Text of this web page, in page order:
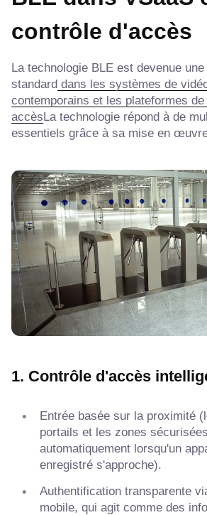
contrôle d'accès
La technologie BLE est devenue
standard dans les systèmes de
contemporains et les plateformes
accès La technologie répond à de
essentiels grâce à sa mise en
1. Contrôle d'accès
Entrée basée sur la proximité
portails et les zones
automatiquement lorsqu'un
enregistré s'approche).
Authentification transparente
mobile, qui agit comme des